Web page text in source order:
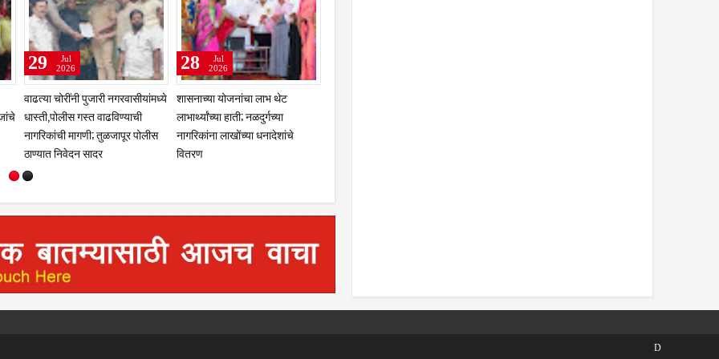
कुलस्वामिनीच्या चरणी अभिनेत्री
प्राजक्ता माळी; तुळजाभवानी मंदिरात
सहकुटुंब पूजा-अर्चा
31
Jul
2026
झरेगावच्या दत्त मठात गुरुपौर्णिमेचा
भक्तिरंग; 'दासबोध'वर काका महाराजांचे
प्रबोधन
29
Jul
2026